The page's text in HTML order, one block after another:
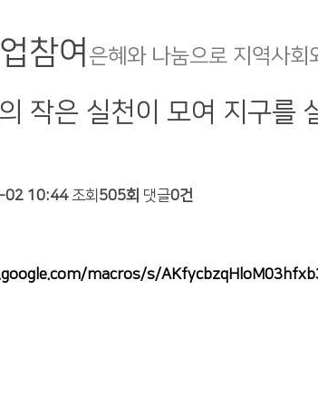
참여 은혜와 나눔으로 지역사
작은 실천이 모여 지구를
02 10:44조회 505회 댓글0건
macros/s/